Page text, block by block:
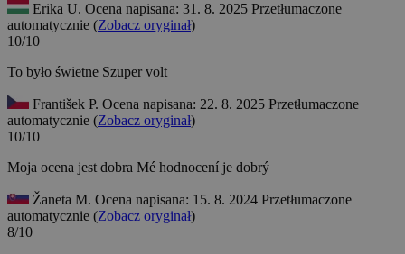
Erika U. Ocena napisana: 31. 8. 2025 Przetłumaczone
automatycznie (Zobacz oryginał)
10/10
To było świetne Szuper volt
František P. Ocena napisana: 22. 8. 2025 Przetłumaczone
automatycznie (Zobacz oryginał)
10/10
Moja ocena jest dobra Mé hodnocení je dobrý
Žaneta M. Ocena napisana: 15. 8. 2024 Przetłumaczone
automatycznie (Zobacz oryginał)
8/10